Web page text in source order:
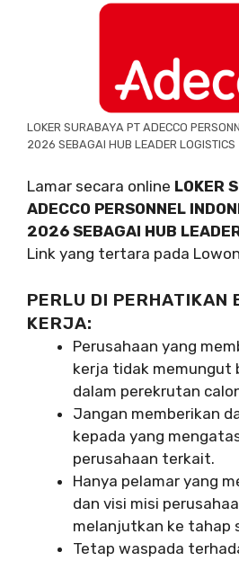
LOKER SURABAYA PT ADECCO
2026 SEBAGAI HUB LEADER LOGISTICS
Lamar secara online LOKER
ADECCO PERSONNEL
2026 SEBAGAI HUB
Link yang tertara pada
PERLU DI PERHATIKAN
KERJA:
Perusahaan yang
kerja tidak memungut
dalam perekrutan
Jangan memberikan
kepada yang
perusahaan terkait.
Hanya pelamar yang
dan visi misi
melanjutkan ke tahap
Tetap waspada